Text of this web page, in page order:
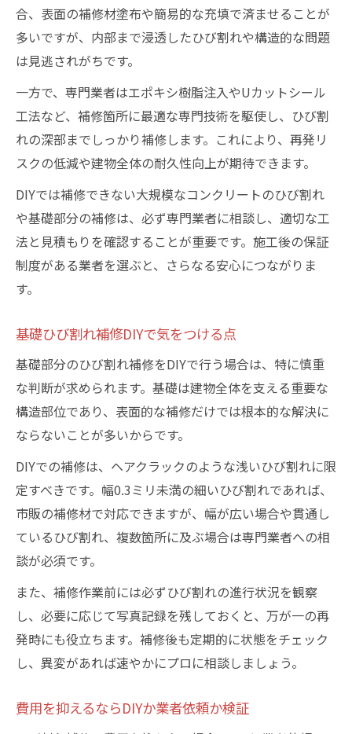
合、表面の補修材塗布や簡易的な充填で済ませることが
多いですが、内部まで浸透したひび割れや構造的な問題
は見逃されがちです。
一方で、専門業者はエポキシ樹脂注入やUカットシール
工法など、補修箇所に最適な専門技術を駆使し、ひび割
れの深部までしっかり補修します。これにより、再発リ
スクの低減や建物全体の耐久性向上が期待できます。
DIYでは補修できない大規模なコンクリートのひび割れ
や基礎部分の補修は、必ず専門業者に相談し、適切な工
法と見積もりを確認することが重要です。施工後の保証
制度がある業者を選ぶと、さらなる安心につながりま
す。
基礎ひび割れ補修DIYで気をつける点
基礎部分のひび割れ補修をDIYで行う場合は、特に慎重
な判断が求められます。基礎は建物全体を支える重要な
構造部位であり、表面的な補修だけでは根本的な解決に
ならないことが多いからです。
DIYでの補修は、ヘアクラックのような浅いひび割れに限
定すべきです。幅0.3ミリ未満の細いひび割れであれば、
市販の補修材で対応できますが、幅が広い場合や貫通し
ているひび割れ、複数箇所に及ぶ場合は専門業者への相
談が必須です。
また、補修作業前には必ずひび割れの進行状況を観察
し、必要に応じて写真記録を残しておくと、万が一の再
発時にも役立ちます。補修後も定期的に状態をチェック
し、異変があれば速やかにプロに相談しましょう。
費用を抑えるならDIYか業者依頼か検証